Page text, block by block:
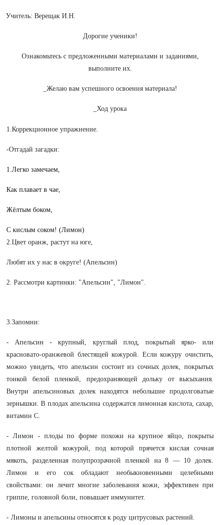
Учитель: Верещак И.Н.
Дорогие ученики!
Ознакомьтесь с предложенными материалами и заданиями,
выполните их.
_Желаю вам успешного освоения материала!
_Ход урока
1.Коррекционное упражнение.
-Отгадай загадки:
1.Легко замечаем,
Как плавает в чае,
Жёлтым боком,
С кислым соком! (Лимон)
2.Цвет оранж, растут на юге,
Любят их у нас в округе! (Апельсин)
2. Рассмотри картинки: "Апельсин", "Лимон".
3.Запомни:
- Апельсин - крупный, круглый плод, покрытый ярко- или
красновато-оранжевой блестящей кожурой. Если кожуру очистить,
можно увидеть, что апельсин состоит из сочных долек, покрытых
тонкой белой пленкой, предохраняющей дольку от высыхания.
Внутри апельсиновых долек находятся небольшие продолговатые
зернышки. В плодах апельсина содержатся лимонная кислота, сахар,
витамин С.
- Лимон - плоды по форме похожи на крупное яйцо, покрыты
плотной желтой кожурой, под которой прячется кислая сочная
мякоть, разделенная полупрозрачной пленкой на 8 — 10 долек.
Лимон и его сок обладают необыкновенными целебными
свойствами: он лечит многие заболевания кожи, эффективен при
гриппе, головной боли, повышает иммунитет.
- Лимоны и апельсины относятся к роду цитрусовых растений.